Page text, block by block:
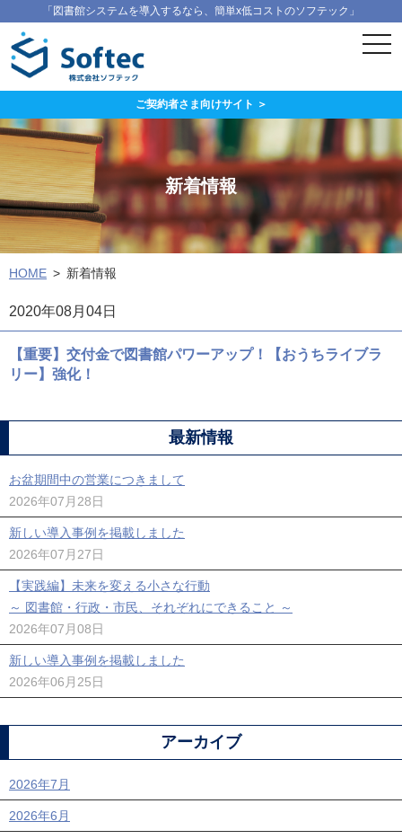
「図書館システムを導入するなら、簡単x低コストのソフテック」
ご契約者さま向けサイト ＞
新着情報
HOME 新着情報
2020年08月04日
【重要】交付金で図書館パワーアップ！【おうちライブラ
リー】強化！
最新情報
お盆期間中の営業につきまして
2026年07月28日
新しい導入事例を掲載しました
2026年07月27日
【実践編】未来を変える小さな行動
～ 図書館・行政・市民、それぞれにできること ～
2026年07月08日
新しい導入事例を掲載しました
2026年06月25日
アーカイブ
2026年7月
2026年6月
ス
マ
ニ
ュ
ー